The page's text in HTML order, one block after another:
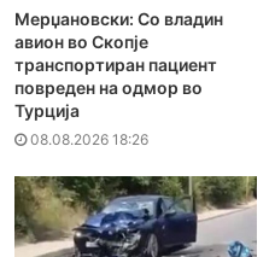
Мерџановски: Со владин
авион во Скопје
транспортиран пациент
повреден на одмор во
Турција
08.08.2026 18:26